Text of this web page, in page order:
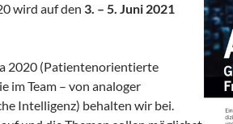
wird auf den 3. – 5. Juni 2021
2020 (Patientenorientierte
im Team – von analoger
Intelligenz) behalten wir bei.